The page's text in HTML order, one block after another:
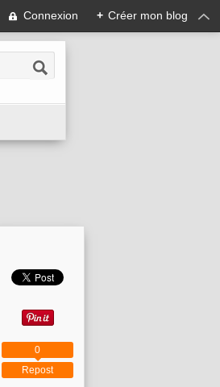
Connexion + Créer mon blog
Repost
0